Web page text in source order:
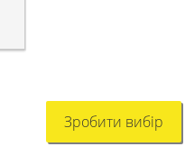
Зробити вибір